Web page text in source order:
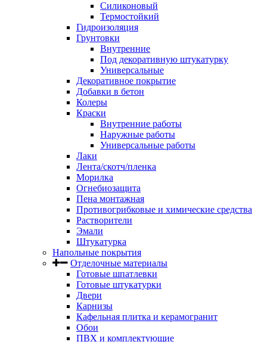
Силиконовый
Термостойкий
Гидроизоляция
Грунтовки
Внутренние
Под декоративную штукатурку
Универсальные
Декоративное покрытие
Добавки в бетон
Колеры
Краски
Внутренние работы
Наружные работы
Универсальные работы
Лаки
Лента/скотч/пленка
Морилка
Огнебиозащита
Пена монтажная
Противогрибковые и химические средства
Растворители
Эмали
Штукатурка
Напольные покрытия
Отделочные материалы
Готовые шпатлевки
Готовые штукатурки
Двери
Карнизы
Кафельная плитка и керамогранит
Обои
ПВХ и комплектующие